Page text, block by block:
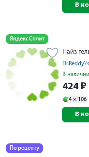
В
Яндекс Сплит
Найз
В наличии
424 ₽
4 × 106
В
По рецепту